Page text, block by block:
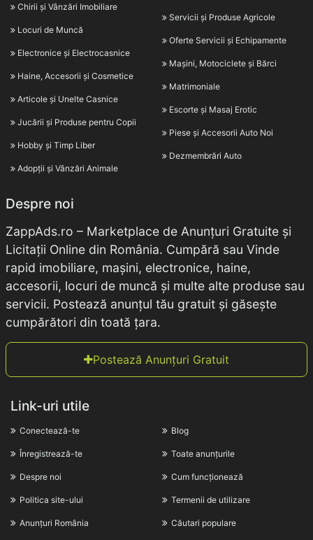
Chirii și Vânzări Imobiliare
Locuri de Muncă
Electronice și Electrocasnice
Haine, Accesorii și Cosmetice
Articole și Unelte Casnice
Jucării și Produse pentru Copii
Hobby și Timp Liber
Adopții și Vânzări Animale
Servicii și Produse Agricole
Oferte Servicii și Echipamente
Mașini, Motociclete și Bărci
Matrimoniale
Escorte și Masaj Erotic
Piese și Accesorii Auto Noi
Dezmembrări Auto
Despre noi
ZappAds.ro – Marketplace de Anunțuri Gratuite și
Licitații Online din România. Cumpără sau Vinde
rapid imobiliare, mașini, electronice, haine,
accesorii, locuri de muncă și multe alte produse sau
servicii. Postează anunțul tău gratuit și găsește
cumpărători din toată țara.
Postează Anunțuri Gratuit
Link-uri utile
Conectează-te
Înregistrează-te
Despre noi
Politica site-ului
Anunțuri România
Blog
Toate anunțurile
Cum funcționează
Termenii de utilizare
Căutari populare